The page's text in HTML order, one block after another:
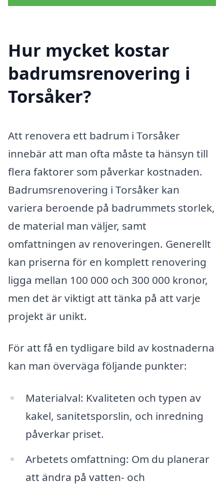
Hur mycket kostar
badrumsrenovering i
Torsåker?
Att renovera ett badrum i Torsåker
innebär att man ofta måste ta hänsyn till
flera faktorer som påverkar kostnaden.
Badrumsrenovering i Torsåker kan
variera beroende på badrummets storlek,
de material man väljer, samt
omfattningen av renoveringen. Generellt
kan priserna för en komplett renovering
ligga mellan 100 000 och 300 000 kronor,
men det är viktigt att tänka på att varje
projekt är unikt.
För att få en tydligare bild av kostnaderna
kan man överväga följande punkter:
Materialval: Kvaliteten och typen av
kakel, sanitetsporslin, och inredning
påverkar priset.
Arbetets omfattning: Om du planerar
att ändra på vatten- och